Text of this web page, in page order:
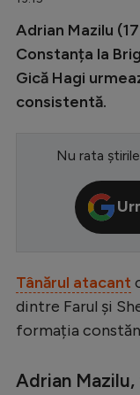
CM
Adrian Mazilu
Constanța la
Gică Hagi
consistentă.
Nu rata
Tânărul atacant
dintre Farul și
formația
Adrian